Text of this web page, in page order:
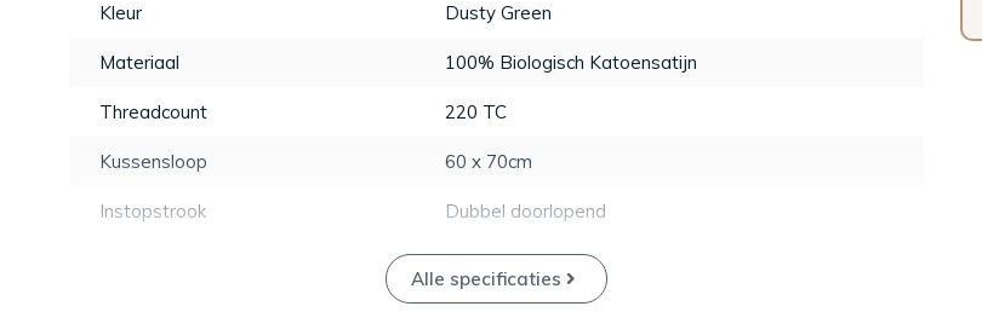
Kleur Dusty Green
Materiaal 100% Biologisch Katoensatijn
Threadcount 220 TC
Kussensloop 60 x 70cm
Instopstrook Dubbel doorlopend
Alle specificaties